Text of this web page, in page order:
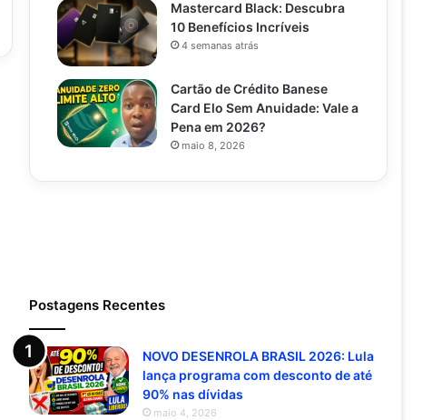
Mastercard Black: Descubra
10 Benefícios Incríveis
4 semanas atrás
Cartão de Crédito Banese
Card Elo Sem Anuidade: Vale a
Pena em 2026?
maio 8, 2026
Postagens Recentes
NOVO DESENROLA BRASIL 2026: Lula
lança programa com desconto de até
90% nas dívidas
maio 4, 2026